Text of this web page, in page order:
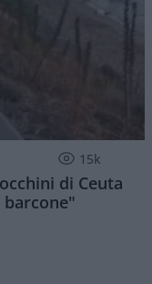
15k
di Ceuta
barcone"